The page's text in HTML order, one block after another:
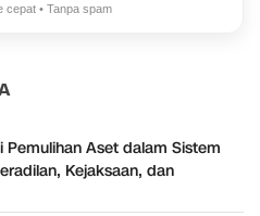
cepat • Tanpa spam
Pemulihan Aset dalam Sistem
Kejaksaan, dan